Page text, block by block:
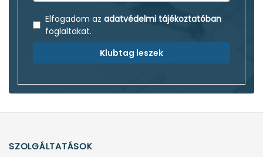
Elfogadom az adatvédelmi tájékoztatóban
foglaltakat.
Klubtag leszek
SZOLGÁLTATÁSOK